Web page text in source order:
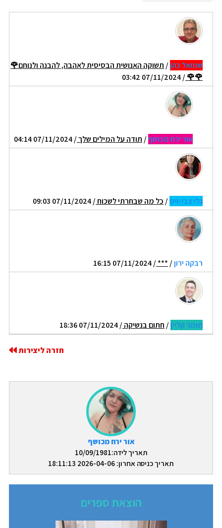
אור ירח מכושף
תאריך לידה:10/09/1981
תאריך כניסה אחרון: 2026-04-06 18:11:13
הוצאת ספרים
שמואל כהן/ תשוקה האנושית הבסיסית לאהבה, להבנה ולנוחם🌹
🌹🌹
/ 07/11/2024 03:42
אור ירח מכושף/ תודה על המילים שלך/ 07/11/2024 04:14
גלי צבי-ויס/ כל מה שבחרתי לשכוח/ 07/11/2024 09:03
רבקה ירון/
***
/ 07/11/2024 16:15
תומר קליין/ חתום בנשיקה/ 07/11/2024 18:36
חזרה ליצירות